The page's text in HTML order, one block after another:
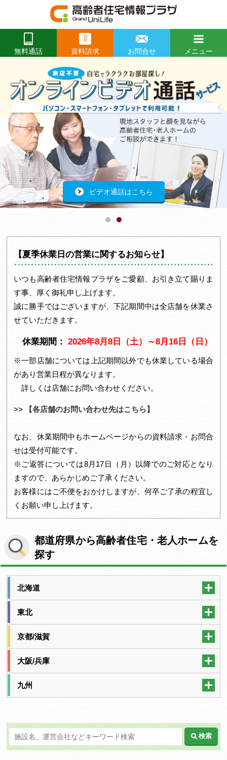
無料通話
0
資料請求 お問合せ
メニュー
開催レポートはこちらから
ビデオ通話はこちら
Prev
前
へ
次
へ
【夏季休業日の営業に関するお知らせ】
いつも高齢者住宅情報プラザをご愛顧、お引き立て賜りま
す事、厚く御礼申し上げます。
誠に勝手ではございますが、下記期間中は全店舗を休業さ
せていただきます。
休業期間： 2026年8月8日（土）～8月16日（日）
※一部店舗については上記期間以外でも休業している場合
があり営業日程が異なります。
詳しくは店舗にお問い合わせください。
>> 【各店舗のお問い合わせ先はこちら】
なお、休業期間中もホームページからの資料請求・お問合
せは受付可能です。
※ご返答については8月17日（月）以降でのご対応となり
ますので、あらかじめご了承ください。
お客様にはご不便をおかけしますが、何卒ご了承の程宜し
くお願い申し上げます。
都道府県から高齢者住宅・老人ホームを
探す
北海道
東北
京都/滋賀
大阪/兵庫
九州
検索